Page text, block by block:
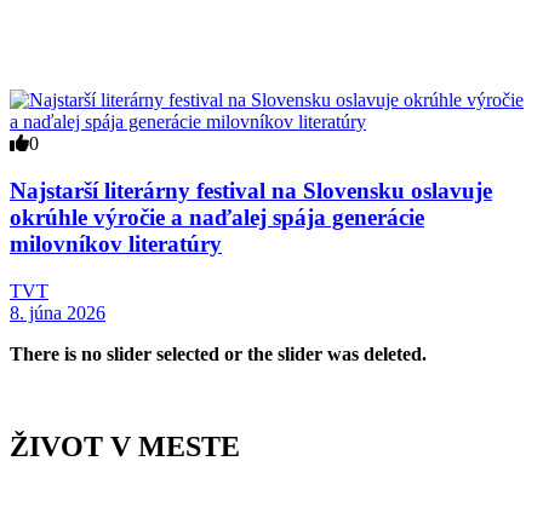
0
Najstarší literárny festival na Slovensku oslavuje
okrúhle výročie a naďalej spája generácie
milovníkov literatúry
TVT
8. júna 2026
There is no slider selected or the slider was deleted.
ŽIVOT V MESTE